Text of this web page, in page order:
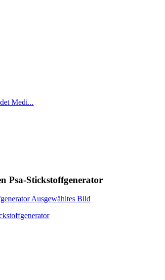
Psa-Stickstoffgenerator